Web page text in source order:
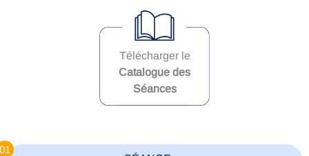
Télécharger le
Catalogue des
Séances